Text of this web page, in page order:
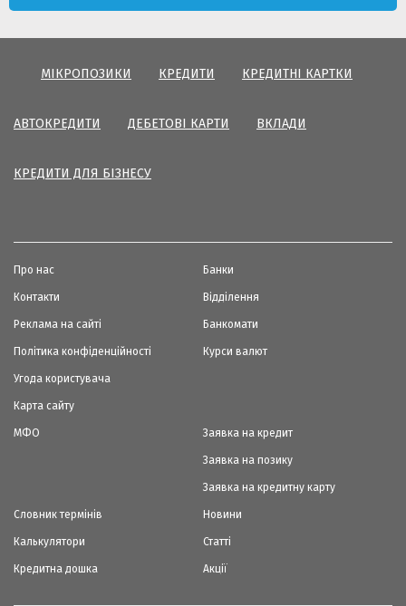
МІКРОПОЗИКИ КРЕДИТИ КРЕДИТНІ КАРТКИ
АВТОКРЕДИТИ ДЕБЕТОВІ КАРТИ ВКЛАДИ
КРЕДИТИ ДЛЯ БІЗНЕСУ
Про нас
Контакти
Реклама на сайті
Політика конфіденційності
Угода користувача
Карта сайту
Банки
Відділення
Банкомати
Курси валют
МФО Заявка на кредит
Заявка на позику
Заявка на кредитну карту
Словник термінів
Калькулятори
Кредитна дошка
Новини
Статті
Акції